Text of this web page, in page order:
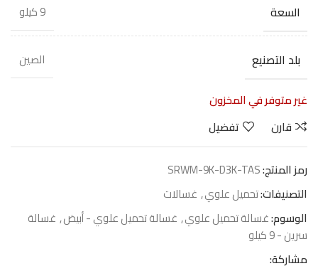
السعة 9 كيلو
بلد التصنيع
الصين
غير متوفر في المخزون
قارن
تفضيل
رمز المنتج:SRWM-9K-D3K-TAS
التصنيفات:تحميل علوي, غسالات
الوسوم:غسالة تحميل علوي, غسالة تحميل علوي - أبيض, غسالة
سرين - 9 كيلو
مشاركة: